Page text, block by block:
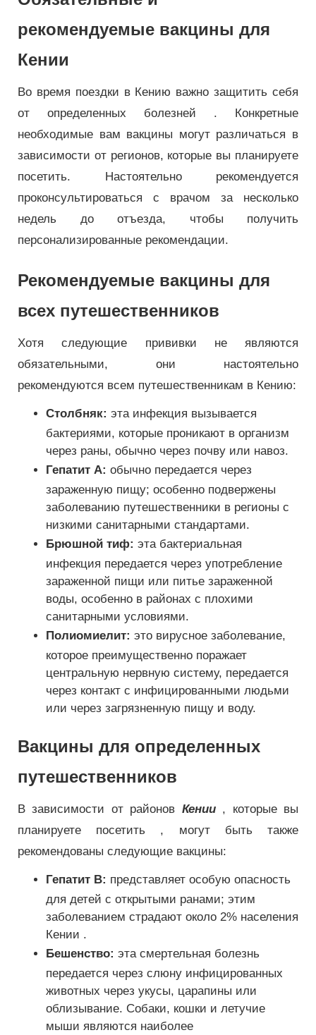
рекомендуемые вакцины для
Кении
Во время поездки в Кению важно защитить себя
от определенных болезней . Конкретные
необходимые вам вакцины могут различаться в
зависимости от регионов, которые вы планируете
посетить. Настоятельно рекомендуется
проконсультироваться с врачом за несколько
недель до отъезда, чтобы получить
персонализированные рекомендации.
Рекомендуемые вакцины для
всех путешественников
Хотя следующие прививки не являются
обязательными, они настоятельно
рекомендуются всем путешественникам в Кению:
Столбняк: эта инфекция вызывается
бактериями, которые проникают в организм
через раны, обычно через почву или навоз.
Гепатит А: обычно передается через
зараженную пищу; особенно подвержены
заболеванию путешественники в регионы с
низкими санитарными стандартами.
Брюшной тиф: эта бактериальная
инфекция передается через употребление
зараженной пищи или питье зараженной
воды, особенно в районах с плохими
санитарными условиями.
Полиомиелит: это вирусное заболевание,
которое преимущественно поражает
центральную нервную систему, передается
через контакт с инфицированными людьми
или через загрязненную пищу и воду.
Вакцины для определенных
путешественников
В зависимости от районов Кении, которые вы
планируете посетить , могут быть также
рекомендованы следующие вакцины:
Гепатит B: представляет особую опасность
для детей с открытыми ранами; этим
заболеванием страдают около 2% населения
Кении .
Бешенство: эта смертельная болезнь
передается через слюну инфицированных
животных через укусы, царапины или
облизывание. Собаки, кошки и летучие
мыши являются наиболее